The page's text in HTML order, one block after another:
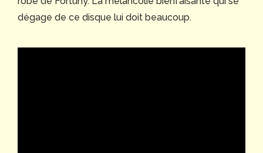
dégage de ce disque lui doit beaucoup.